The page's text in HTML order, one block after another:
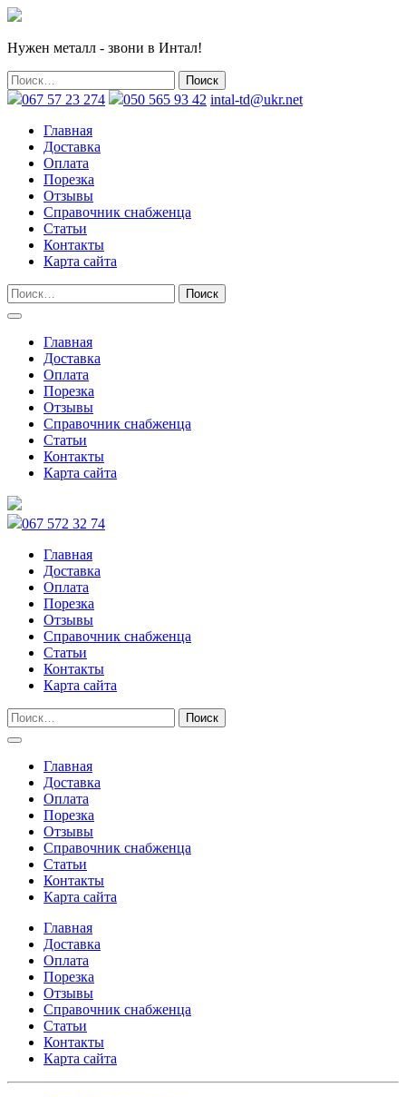
Нужен металл - звони в Интал!
067 57 23 274 050 565 93 42 intal-td@ukr.net
Главная
Доставка
Оплата
Порезка
Отзывы
Справочник снабженца
Статьи
Контакты
Карта сайта
Главная
Доставка
Оплата
Порезка
Отзывы
Справочник снабженца
Статьи
Контакты
Карта сайта
067 572 32 74
Главная
Доставка
Оплата
Порезка
Отзывы
Справочник снабженца
Статьи
Контакты
Карта сайта
Главная
Доставка
Оплата
Порезка
Отзывы
Справочник снабженца
Статьи
Контакты
Карта сайта
Главная
Доставка
Оплата
Порезка
Отзывы
Справочник снабженца
Статьи
Контакты
Карта сайта